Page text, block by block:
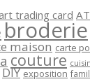
trading card
broderie
maison carte
couture
DIY exposition